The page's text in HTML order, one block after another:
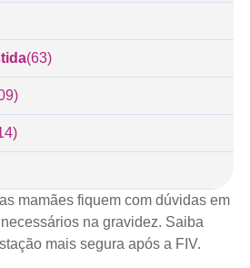
(63)
mamães fiquem com dúvidas em
na gravidez. Saiba
mais segura após a FIV.